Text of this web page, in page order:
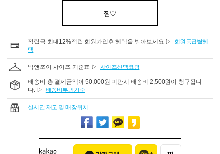
찜♡
적립금 최대12%적립 회원가입후 혜택을 받아보세요 ▷
회원등급별혜
택
빅앤조이 사이즈 기준표 ▷ 사이즈선택요령
배송비 총 결제금액이 50,000원 미만시 배송비 2,500원이 청구됩니
다. ▷ 배송비부과기준
실시간 재고 및 매장위치